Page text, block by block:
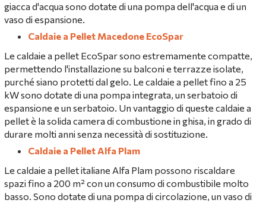
giacca d'acqua sono dotate di una pompa dell'acqua e di un
vaso di espansione.
Caldaie a Pellet Macedone EcoSpar
Le caldaie a pellet EcoSpar sono estremamente compatte,
permettendo l'installazione su balconi e terrazze isolate,
purché siano protetti dal gelo. Le caldaie a pellet fino a 25
kW sono dotate di una pompa integrata, un serbatoio di
espansione e un serbatoio. Un vantaggio di queste caldaie a
pellet è la solida camera di combustione in ghisa, in grado di
durare molti anni senza necessità di sostituzione.
Caldaie a Pellet Alfa Plam
Le caldaie a pellet italiane Alfa Plam possono riscaldare
spazi fino a 200 m² con un consumo di combustibile molto
basso. Sono dotate di una pompa di circolazione, un vaso di